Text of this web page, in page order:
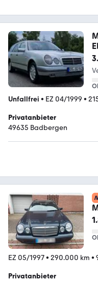
Unfallfrei • EZ 04/1999 •
Privatanbieter
49635 Badbergen
EZ 05/1997• 290.000 km •
Privatanbieter